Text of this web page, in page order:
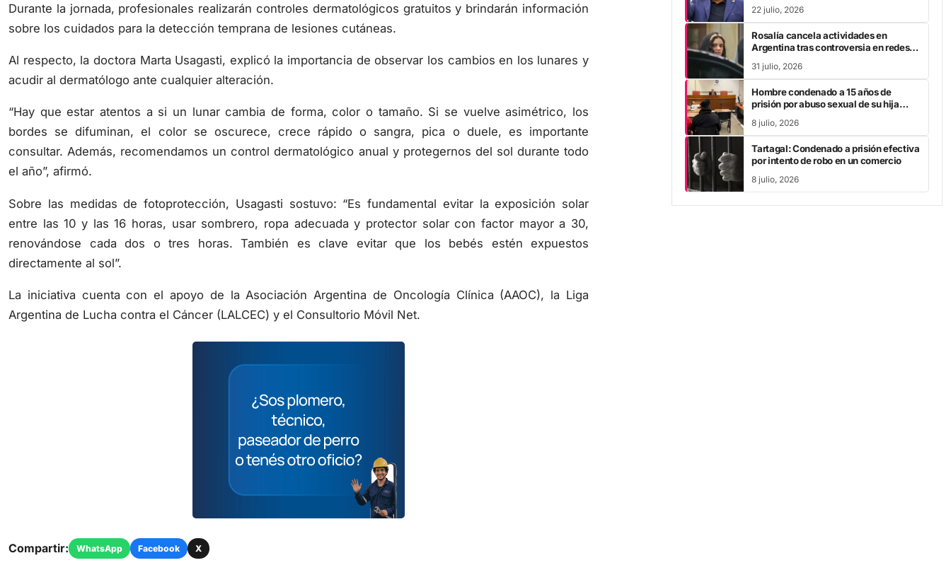
Durante la jornada, profesionales realizarán controles dermatológicos gratuitos y brindarán información
sobre los cuidados para la detección temprana de lesiones cutáneas.
Al respecto, la doctora Marta Usagasti, explicó la importancia de observar los cambios en los lunares y
acudir al dermatólogo ante cualquier alteración.
“Hay que estar atentos a si un lunar cambia de forma, color o tamaño. Si se vuelve asimétrico, los
bordes se difuminan, el color se oscurece, crece rápido o sangra, pica o duele, es importante
consultar. Además, recomendamos un control dermatológico anual y protegernos del sol durante todo
el año”, afirmó.
Sobre las medidas de fotoprotección, Usagasti sostuvo: “Es fundamental evitar la exposición solar
entre las 10 y las 16 horas, usar sombrero, ropa adecuada y protector solar con factor mayor a 30,
renovándose cada dos o tres horas. También es clave evitar que los bebés estén expuestos
directamente al sol”.
La iniciativa cuenta con el apoyo de la Asociación Argentina de Oncología Clínica (AAOC), la Liga
Argentina de Lucha contra el Cáncer (LALCEC) y el Consultorio Móvil Net.
Compartir: WhatsApp Facebook X
22 julio, 2026
Rosalía cancela actividades en
Argentina tras controversia en redes
31 julio, 2026
Hombre condenado a 15 años de
prisión por abuso sexual de su hija
8 julio, 2026
Tartagal: Condenado a prisión efectiva
por intento de robo en un comercio
8 julio, 2026